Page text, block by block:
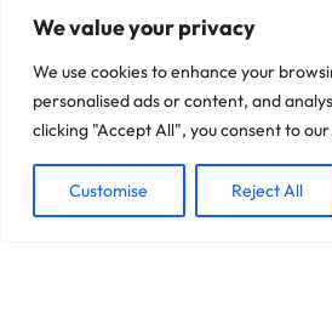
We value your privacy
We use cookies to enhance your
personalised ads or content, and
clicking "Accept All", you consent to
Customise Reject All
Produktion
Datenschutzerklärung
Haftungsausschluss
© Csr ZAUN 2026 Alle